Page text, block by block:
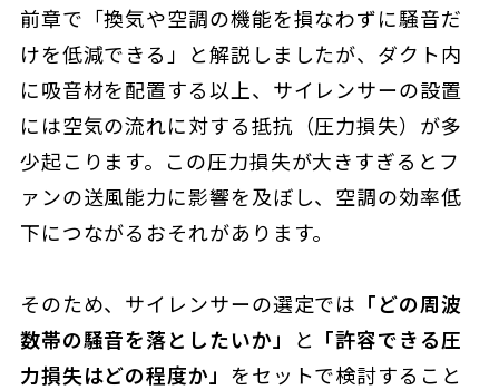
前章で「換気や空調の機能を損なわずに騒音だ
けを低減できる」と解説しましたが、ダクト内
に吸音材を配置する以上、サイレンサーの設置
には空気の流れに対する抵抗（圧力損失）が多
少起こります。この圧力損失が大きすぎるとフ
ァンの送風能力に影響を及ぼし、空調の効率低
下につながるおそれがあります。
そのため、サイレンサーの選定では 「どの周波
数帯の騒音を落としたいか」
と 「許容できる圧
力損失はどの程度か」 をセットで検討すること